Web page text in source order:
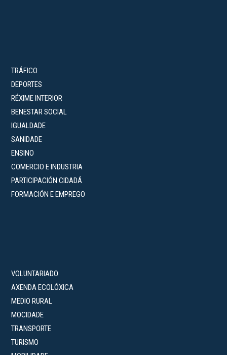
TRÁFICO
DEPORTES
RÉXIME INTERIOR
BENESTAR SOCIAL
IGUALDADE
SANIDADE
ENSINO
COMERCIO E INDUSTRIA
PARTICIPACIÓN CIDADÁ
FORMACIÓN E EMPREGO
VOLUNTARIADO
AXENDA ECOLÓXICA
MEDIO RURAL
MOCIDADE
TRANSPORTE
TURISMO